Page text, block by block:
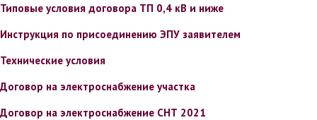
Типовые условия договора ТП 0,4 кВ и ниже
Инструкция по присоединению ЭПУ заявителем
Технические условия
Договор на электроснабжение участка
Договор на электроснабжение СНТ 2021